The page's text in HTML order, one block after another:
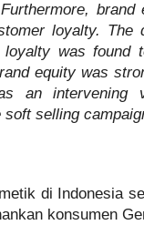
loyalty.
loyalty was found
equity was
an intervening
soft selling
di Indonesia
konsumen